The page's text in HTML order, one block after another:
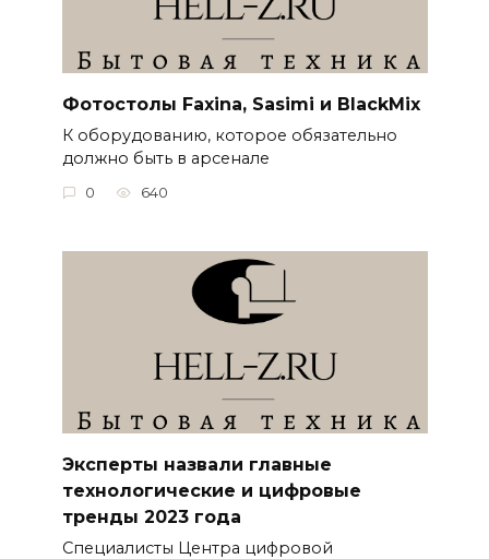
Фотостолы Faxina, Sasimi и BlackMix
К оборудованию, которое обязательно
должно быть в арсенале
0 640
Эксперты назвали главные
технологические и цифровые
тренды 2023 года
Специалисты Центра цифровой